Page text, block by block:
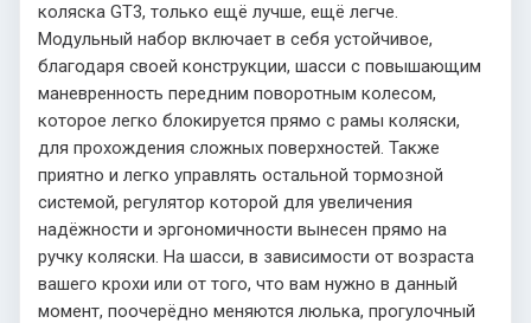
коляска GT3, только ещё лучше, ещё легче.
Модульный набор включает в себя устойчивое,
благодаря своей конструкции, шасси с повышающим
маневренность передним поворотным колесом,
которое легко блокируется прямо с рамы коляски,
для прохождения сложных поверхностей. Также
приятно и легко управлять остальной тормозной
системой, регулятор которой для увеличения
надёжности и эргономичности вынесен прямо на
ручку коляски. На шасси, в зависимости от возраста
вашего крохи или от того, что вам нужно в данный
момент, поочерёдно меняются люлька, прогулочный